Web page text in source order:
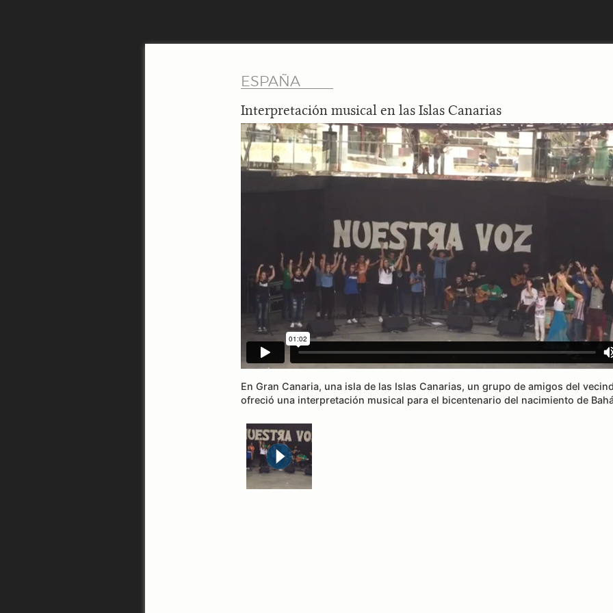
ESPAÑA
Interpretación musical en las Islas Canarias
En Gran Canaria, una isla de las Islas Canarias, un grupo de amigos del
ofreció una interpretación musical para el bicentenario del nacimiento de